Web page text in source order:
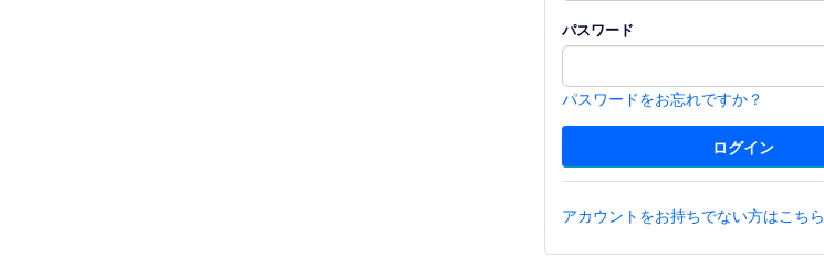
パスワード
パスワードをお忘れですか？
アカウントをお持ちでない方はこちら